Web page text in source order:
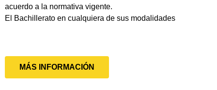
acuerdo a la normativa vigente.
El Bachillerato en cualquiera de sus modalidades
MÁS INFORMACIÓN